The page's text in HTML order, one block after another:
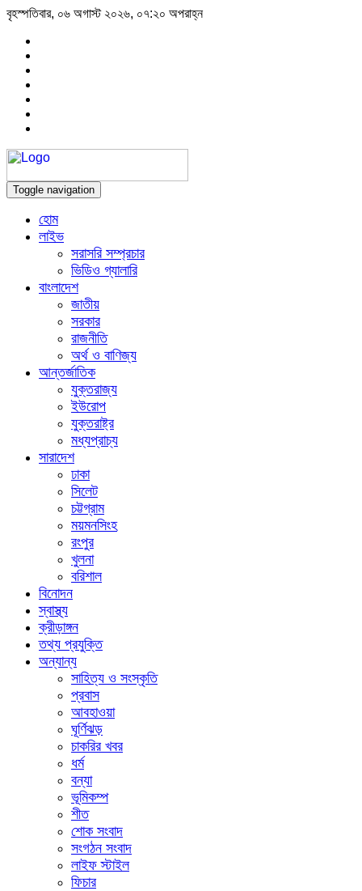
বৃহস্পতিবার, ০৬ অগাস্ট ২০২৬, ০৭:২০ অপরাহ্ন
Toggle navigation
হোম
লাইভ
সরাসরি সম্প্রচার
ভিডিও গ্যালারি
বাংলাদেশ
জাতীয়
সরকার
রাজনীতি
অর্থ ও বাণিজ্য
আন্তর্জাতিক
যুক্তরাজ্য
ইউরোপ
যুক্তরাষ্ট্র
মধ্যপ্রাচ্য
সারাদেশ
ঢাকা
সিলেট
চট্টগ্রাম
ময়মনসিংহ
রংপুর
খুলনা
বরিশাল
বিনোদন
স্বাস্থ্য
ক্রীড়াঙ্গন
তথ্য প্রযুক্তি
অন্যান্য
সাহিত্য ও সংস্কৃতি
প্রবাস
আবহাওয়া
ঘূর্ণিঝড়
চাকরির খবর
ধর্ম
বন্যা
ভূমিকম্প
শীত
শোক সংবাদ
সংগঠন সংবাদ
লাইফ স্টাইল
ফিচার